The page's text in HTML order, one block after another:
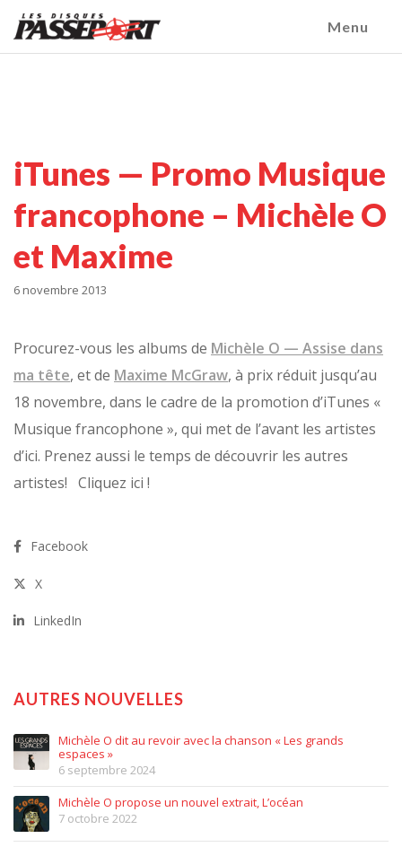
Menu
iTunes — Promo Musique
francophone – Michèle O
et Maxime
6 novembre 2013
Procurez-vous les albums de Michèle O — Assise dans
ma tête, et de Maxime McGraw, à prix réduit jusqu’au
18 novembre, dans le cadre de la promotion d’iTunes «
Musique francophone », qui met de l’avant les artistes
d’ici. Prenez aussi le temps de découvrir les autres
artistes! Cliquez ici !
Facebook
X
LinkedIn
AUTRES NOUVELLES
Michèle O dit au revoir avec la chanson « Les grands
espaces »
6 septembre 2024
Michèle O propose un nouvel extrait, L’océan
7 octobre 2022